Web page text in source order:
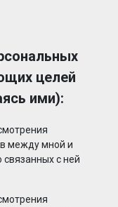
целей
ими):
между мной и
с ней